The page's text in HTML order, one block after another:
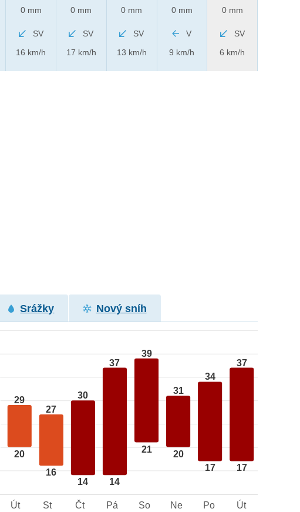
0 mm
SV
16 km/h
0 mm
SV
17 km/h
0 mm
SV
13 km/h
0 mm
V
9 km/h
0 mm
SV
6 km/h
Srážky Nový sníh
29
20
27
16
30
14
37
14
39
21
31
20
34
17
37
17
Út St Čt Pá So Ne Po Út